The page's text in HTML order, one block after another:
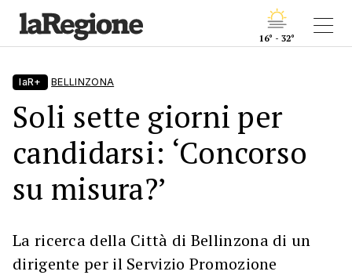
16° - 32°
laR+ BELLINZONA
Soli sette giorni per
candidarsi: ‘Concorso
su misura?’
La ricerca della Città di Bellinzona di un
dirigente per il Servizio Promozione